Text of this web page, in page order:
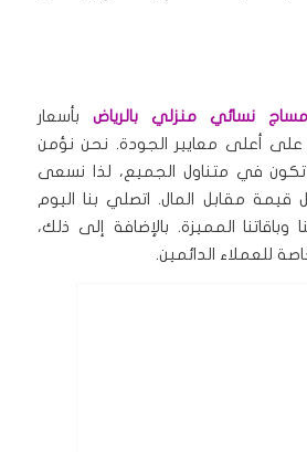
مساج نسائي منزلي بالرياض بأسعار
على أعلى معايير الجودة. نحن نؤمن
تكون في متناول الجميع، لذا نسعى
مقابل المال. اتصلي بنا اليوم
المميزة. بالإضافة إلى ذلك،
للعملاء الدائمين.